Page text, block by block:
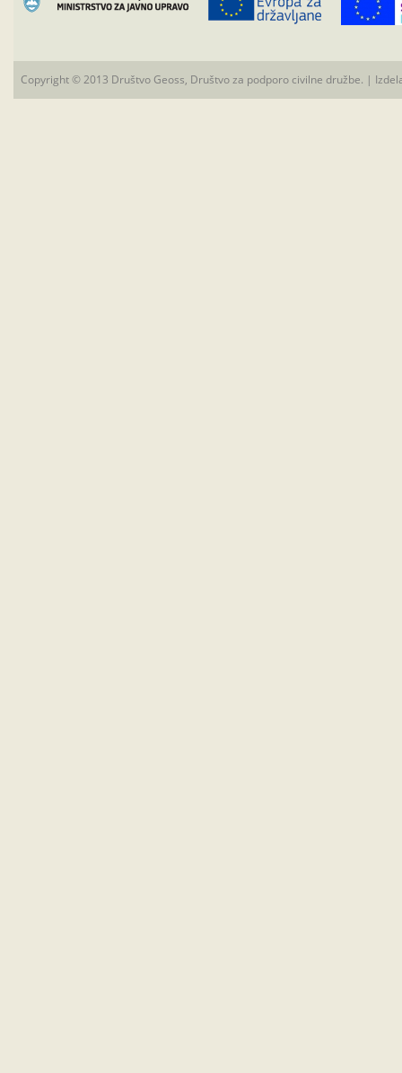
Copyright © 2013 Društvo Geoss, Društvo za podporo civilne družbe. |